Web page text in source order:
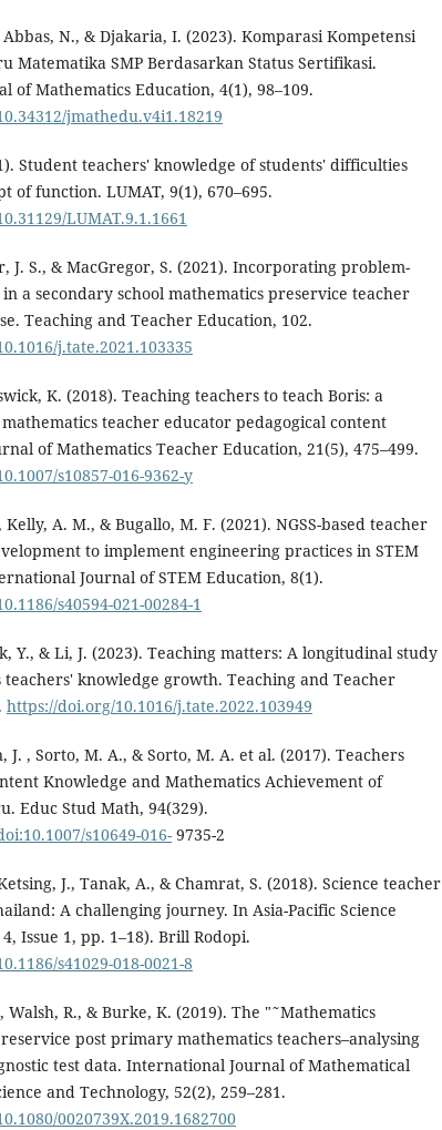
N., & Djakaria, I. (2023). Komparasi Kompetensi
Matematika SMP Berdasarkan Status Sertifikasi.
of Mathematics Education, 4(1), 98–109.
jmathedu.v4i1.18219
Student teachers' knowledge of students' difficulties
of function. LUMAT, 9(1), 670–695.
LUMAT.9.1.1661
J. S., & MacGregor, S. (2021). Incorporating problem-
a secondary school mathematics preservice teacher
Teaching and Teacher Education, 102.
j.tate.2021.103335
K. (2018). Teaching teachers to teach Boris: a
teacher educator pedagogical content
of Mathematics Teacher Education, 21(5), 475–499.
s10857-016-9362-y
A. M., & Bugallo, M. F. (2021). NGSS-based teacher
to implement engineering practices in STEM
Journal of STEM Education, 8(1).
s40594-021-00284-1
Y., & Li, J. (2023). Teaching matters: A longitudinal study
teachers' knowledge growth. Teaching and Teacher
https://doi.org/10.1016/j.tate.2022.103949
J. , Sorto, M. A., & Sorto, M. A. et al. (2017). Teachers
Knowledge and Mathematics Achievement of
Educ Stud Math, 94(329).
s10649-016- 9735-2
J., Tanak, A., & Chamrat, S. (2018). Science teacher
A challenging journey. In Asia-Pacific Science
Issue 1, pp. 1–18). Brill Rodopi.
s41029-018-0021-8
Walsh, R., & Burke, K. (2019). The "˜Mathematics
post primary mathematics teachers–analysing
test data. International Journal of Mathematical
and Technology, 52(2), 259–281.
0020739X.2019.1682700